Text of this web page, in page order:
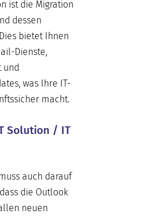
ist die Migration
dessen
bietet Ihnen
Dienste,
und
was Ihre IT-
macht.
Solution / IT
auch darauf
die Outlook
neuen